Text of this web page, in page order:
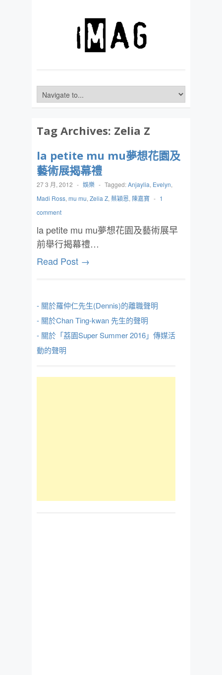
Tag Archives: Zelia Z
la petite mu mu夢想花園及
藝術展揭幕禮
27 3 月, 2012 - 娛樂 - Tagged:Anjaylia, Evelyn,
Madi Ross, mu mu, Zelia Z, 蔡穎恩, 陳嘉寶 - 1
comment
la petite mu mu夢想花園及藝術展早
前舉行揭幕禮…
Read Post →
- 關於羅仲仁先生(Dennis)的離職聲明
- 關於Chan Ting-kwan 先生的聲明
- 關於「荔園Super Summer 2016」傳媒活
動的聲明